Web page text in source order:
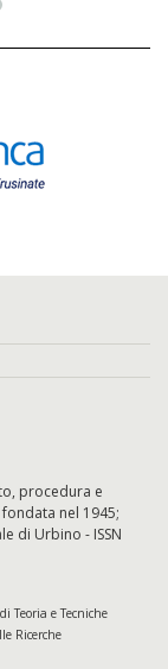
procedura e
nel 1945;
di Urbino - ISSN
Teoria e Tecniche
Ricerche